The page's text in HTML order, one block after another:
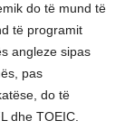
do të mund të
të programit
angleze sipas
pas
do të
dhe TOEIC.